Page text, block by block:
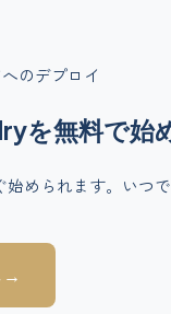
のデプロイ
を無料で始
始められます。いつ
→